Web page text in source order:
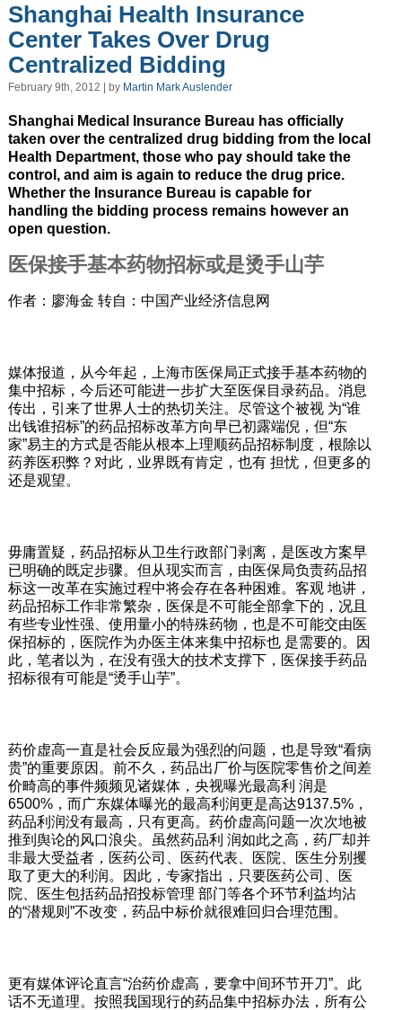
Shanghai Health Insurance
Center Takes Over Drug
Centralized Bidding
February 9th, 2012 | by Martin Mark Auslender
Shanghai Medical Insurance Bureau has officially
taken over the centralized drug bidding from the local
Health Department, those who pay should take the
control, and aim is again to reduce the drug price.
Whether the Insurance Bureau is capable for
handling the bidding process remains however an
open question.
医保接手基本药物招标或是烫手山芋
作者：廖海金 转自：中国产业经济信息网
媒体报道，从今年起，上海市医保局正式接手基本药物的
集中招标，今后还可能进一步扩大至医保目录药品。消息
传出，引来了世界人士的热切关注。尽管这个被视 为“谁
出钱谁招标”的药品招标改革方向早已初露端倪，但“东
家”易主的方式是否能从根本上理顺药品招标制度，根除以
药养医积弊？对此，业界既有肯定，也有 担忧，但更多的
还是观望。
毋庸置疑，药品招标从卫生行政部门剥离，是医改方案早
已明确的既定步骤。但从现实而言，由医保局负责药品招
标这一改革在实施过程中将会存在各种困难。客观 地讲，
药品招标工作非常繁杂，医保是不可能全部拿下的，况且
有些专业性强、使用量小的特殊药物，也是不可能交由医
保招标的，医院作为办医主体来集中招标也 是需要的。因
此，笔者以为，在没有强大的技术支撑下，医保接手药品
招标很有可能是“烫手山芋”。
药价虚高一直是社会反应最为强烈的问题，也是导致“看病
贵”的重要原因。前不久，药品出厂价与医院零售价之间差
价畸高的事件频频见诸媒体，央视曝光最高利 润是
6500%，而广东媒体曝光的最高利润更是高达9137.5%，
药品利润没有最高，只有更高。药价虚高问题一次次地被
推到舆论的风口浪尖。虽然药品利 润如此之高，药厂却并
非最大受益者，医药公司、医药代表、医院、医生分别攫
取了更大的利润。因此，专家指出，只要医药公司、医
院、医生包括药品招投标管理 部门等各个环节利益均沾
的“潜规则”不改变，药品中标价就很难回归合理范围。
更有媒体评论直言“治药价虚高，要拿中间环节开刀”。此
话不无道理。按照我国现行的药品集中招标办法，所有公